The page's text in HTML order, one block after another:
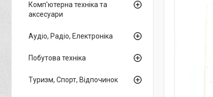
Комп'ютерна техніка та
аксесуари
Аудіо, Радіо, Електроніка
Побутова техніка
Туризм, Спорт, Відпочинок